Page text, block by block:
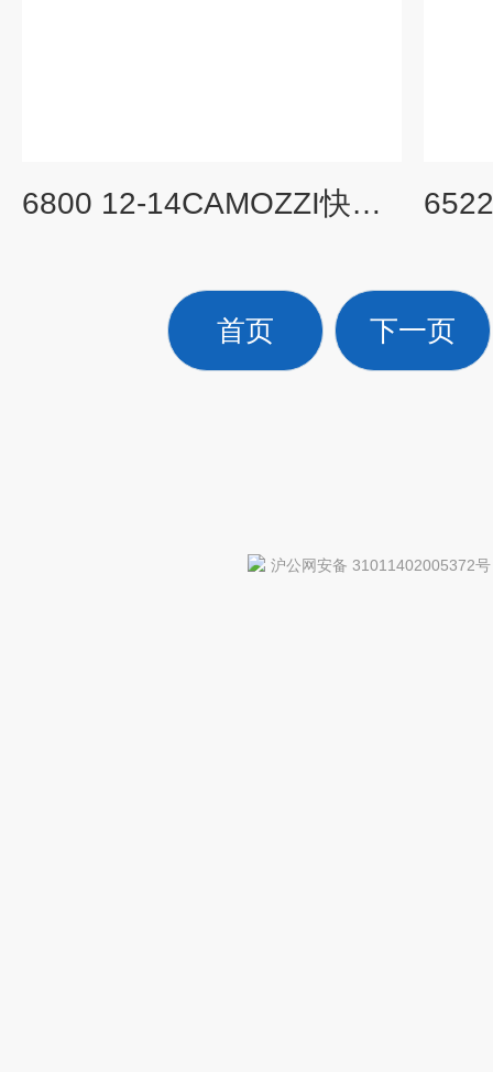
6800 12-14CAMOZZI快速管接头应用ER104-52AP
首页 下一页
沪公网安备 31011402005372号